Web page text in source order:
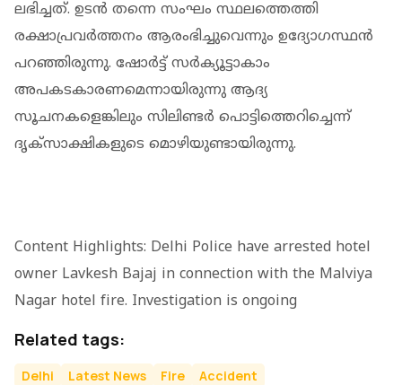
ലഭിച്ചത്. ഉടന്‍ തന്നെ സംഘം സ്ഥലത്തെത്തി
രക്ഷാപ്രവര്‍ത്തനം ആരംഭിച്ചുവെന്നും ഉദ്യോഗസ്ഥൻ
പറഞ്ഞിരുന്നു. ഷോര്‍ട്ട് സര്‍ക്യൂട്ടാകാം
അപകടകാരണമെന്നായിരുന്നു ആദ്യ
സൂചനകളെങ്കിലും സിലിണ്ടര്‍ പൊട്ടിത്തെറിച്ചെന്ന്
ദൃക്‌സാക്ഷികളുടെ മൊഴിയുണ്ടായിരുന്നു.
Content Highlights: Delhi Police have arrested hotel
owner Lavkesh Bajaj in connection with the Malviya
Nagar hotel fire. Investigation is ongoing
Related tags:
Delhi Latest News Fire Accident